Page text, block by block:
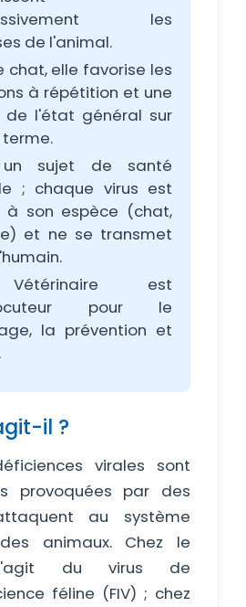
les
de l'animal.
chat, elle favorise les
à répétition et une
de l'état général sur
sujet de santé
; chaque virus est
à son espèce (chat,
et ne se transmet
est
pour le
la prévention et
il ?
virales sont
provoquées par des
au système
animaux. Chez le
du virus de
féline (FIV) ; chez